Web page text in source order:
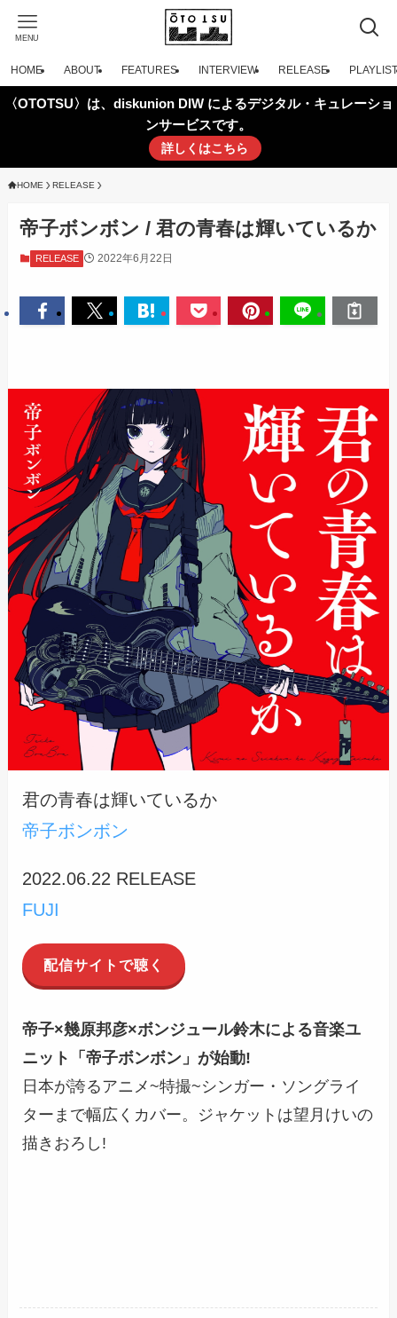
MENU
HOME ABOUT FEATURES INTERVIEW RELEASE PLAYLIST
〈OTOTSU〉は、diskunion DIW によるデジタル・キュレーショ
ンサービスです。
詳しくはこちら
HOME RELEASE
帝子ボンボン / 君の青春は輝いているか
RELEASE 2022年6月22日
君の青春は輝いているか
帝子ボンボン
2022.06.22 RELEASE
FUJI
配信サイトで聴く
帝子×幾原邦彦×ボンジュール鈴木による音楽ユ
ニット「帝子ボンボン」が始動!
日本が誇るアニメ~特撮~シンガー・ソングライ
ターまで幅広くカバー。ジャケットは望月けいの
描きおろし!